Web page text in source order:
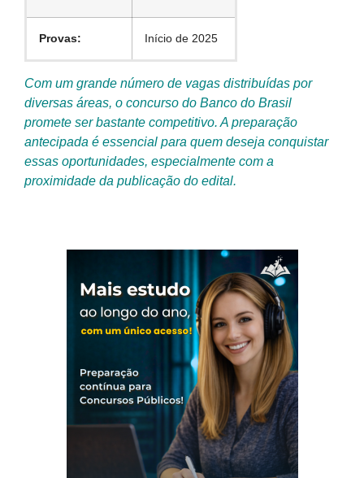
Provas: Início de 2025
Com um grande número de vagas distribuídas por
diversas áreas, o concurso do Banco do Brasil
promete ser bastante competitivo. A preparação
antecipada é essencial para quem deseja conquistar
essas oportunidades, especialmente com a
proximidade da publicação do edital.